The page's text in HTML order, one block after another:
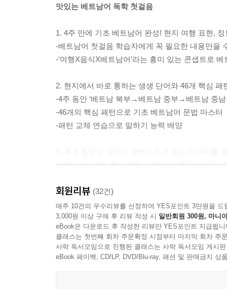
맛있는 베트남어 독학 첫걸음
1. 4주 만에 기초 베트남어 완성! 현지 여행 표현,
-베트남어 첫걸음 학습자에게 꼭 필요한 내용만을
-‘여행X음식X베트남어’라는 흥미 있는 콘셉트로
2. 현지에서 바로 통하는 생생 단어와 46개 핵심 패
-4주 동안 ‘베트남 북부→베트남 중부→베트남 중
-46개의 핵심 패턴으로 기초 베트남어 문법 마스터
-패턴 교체 연습으로 말하기 능력 배양
-베트남어 발음, 핵심 패턴, 여행 정보를 담은 알찬
4. 독학을 응원하는 알찬 특별 부록 구성!
-쓰기 노트
-여행 미니북
-베트남 지도
-MP3 다운로드(베트남어와 한국어 동시 녹음)
회원리뷰 (32건)
매주 10건의 우수리뷰를 선정하여 YES포인트 3만원을 드
3,000원 이상 구매 후 리뷰 작성 시 일반회원 300원, 마니
eBook은 다운로드 후 작성한 리뷰만 YES포인트 지급됩니
클래스는 첫번째 회차 주문확정 시점부터 마지막 회차 주
사락 독서모임으로 진행된 클래스는 사락 독서모임 게시
eBook 페이백, CD/LP, DVD/Blu-ray, 패션 및 판매금지 상